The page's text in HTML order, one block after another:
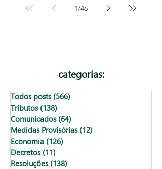
1/46
categorias:
Todos posts (566)
Tributos (138)
Comunicados (64)
Medidas Provisórias (12)
Economia (126)
Decretos (11)
Resoluções (138)